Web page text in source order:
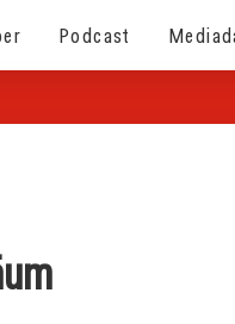
Podcast